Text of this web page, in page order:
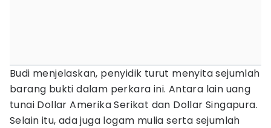
Budi menjelaskan, penyidik turut menyita sejumlah
barang bukti dalam perkara ini. Antara lain uang
tunai Dollar Amerika Serikat dan Dollar Singapura.
Selain itu, ada juga logam mulia serta sejumlah